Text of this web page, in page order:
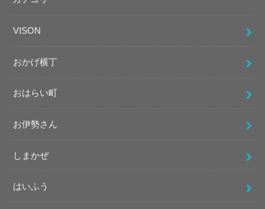
VISON
おかげ横丁
おはらい町
お伊勢さん
しまかぜ
はいふう